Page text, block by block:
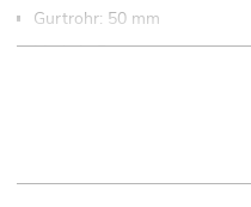
Gurtrohr: 50 mm
Made in Europe
Für Anwendungsgebiete